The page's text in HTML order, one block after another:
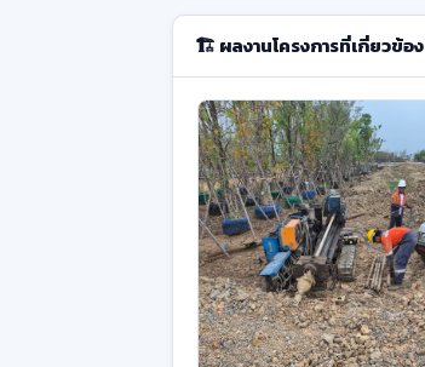
🏗️ ผลงานโครงการที่เกี่ยวข้อง